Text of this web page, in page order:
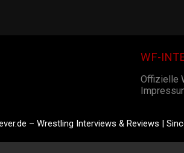
WF-
Offizielle
– Wrestling Interviews & Reviews |